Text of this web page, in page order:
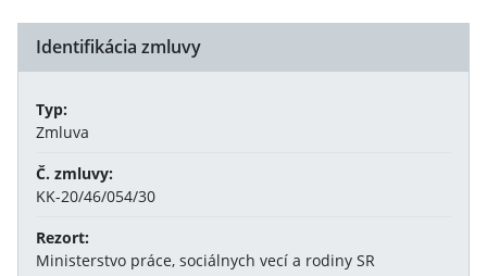
Identifikácia zmluvy
Typ:
Zmluva
Č. zmluvy:
KK-20/46/054/30
Rezort:
Ministerstvo práce, sociálnych vecí a rodiny SR